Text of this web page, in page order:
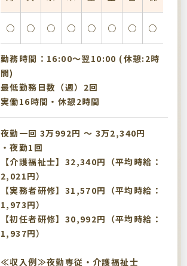
○ ○ ○ ○ ○ ○ ○ ○
勤務時間：16:00〜翌10:00 (休憩:2時
間)
最低勤務日数（週）2回
実働16時間・休憩2時間
夜勤一回 3万992円 〜 3万2,340円
・夜勤1回
【介護福祉士】32,340円（平均時給：
2,021円）
【実務者研修】31,570円（平均時給：
1,973円）
【初任者研修】30,992円（平均時給：
1,937円）
≪収入例≫夜勤専従・介護福祉士